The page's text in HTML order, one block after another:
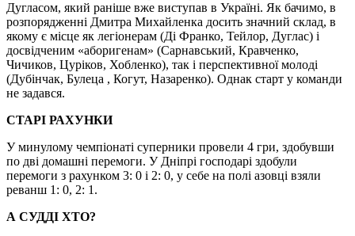
Дугласом, який раніше вже виступав в Україні. Як бачимо, в
розпорядженні Дмитра Михайленка досить значний склад, в
якому є місце як легіонерам (Ді Франко, Тейлор, Дуглас) і
досвідченим «аборигенам» (Сарнавський, Кравченко,
Чичиков, Цуріков, Хобленко), так і перспективної молоді
(Дубінчак, Булеца , Когут, Назаренко). Однак старт у команди
не задався.
СТАРІ РАХУНКИ
У минулому чемпіонаті суперники провели 4 гри, здобувши
по дві домашні перемоги. У Дніпрі господарі здобули
перемоги з рахунком 3: 0 і 2: 0, у себе на полі азовці взяли
реванш 1: 0, 2: 1.
А СУДДІ ХТО?